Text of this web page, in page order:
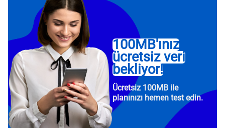
100MB'ınız
ücretsiz veri
bekliyor!
Ücretsiz 100MB ile
planınızı hemen test edin.